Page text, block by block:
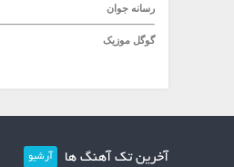
رسانه جوان
گوگل موزیک
آخرین تک آهنگ ها آرشیو